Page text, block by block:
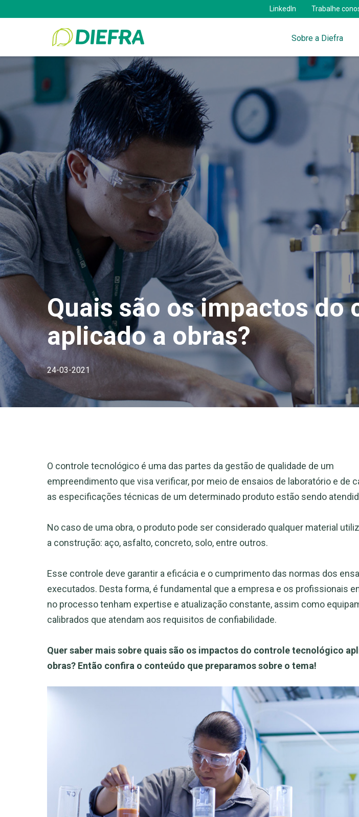
LinkedIn Trabalhe
Sobre a Diefra
Quais são os impactos
aplicado a obras?
24-03-2021
O controle tecnológico é uma das partes da gestão de qualidade de um
empreendimento que visa verificar, por meio de ensaios de laboratório e de
as especificações técnicas de um determinado produto estão sendo
No caso de uma obra, o produto pode ser considerado qualquer material
a construção: aço, asfalto, concreto, solo, entre outros.
Esse controle deve garantir a eficácia e o cumprimento das normas dos
executados. Desta forma, é fundamental que a empresa e os profissionais
no processo tenham expertise e atualização constante, assim como
calibrados que atendam aos requisitos de confiabilidade.
Quer saber mais sobre quais são os impactos do controle tecnológico
obras? Então confira o conteúdo que preparamos sobre o tema!